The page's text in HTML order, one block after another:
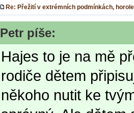
Re: Přežití v extrémních podmínkách,
Petr píše:
Hajes to je na mě
rodiče dětem
někoho nutit ke